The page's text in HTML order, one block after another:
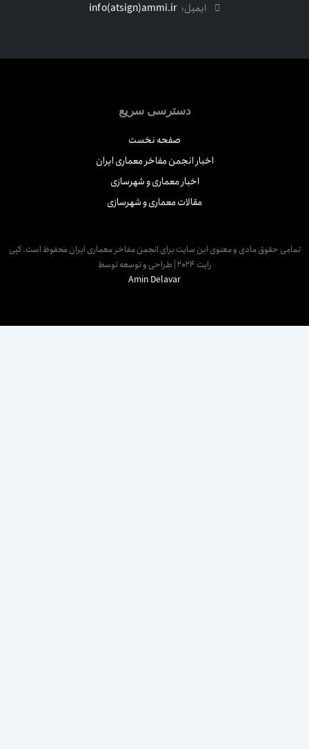
ایمیل:
info(atsign)ammi.ir
دسترسی سریع
صفحه نخست
اخبار انجمن مفاخر معماری ایران
اخبار معماری و شهرسازی
مقالات معماری و شهرسازی
حقوق مادی و معنوی این سایت برای انجمن مفاخر معماری ایران محفوظ است. کپی
Amin Delavar